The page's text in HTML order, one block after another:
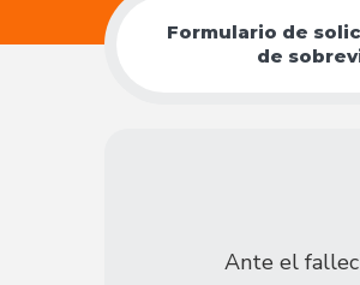
Formulario de
de
Ante el